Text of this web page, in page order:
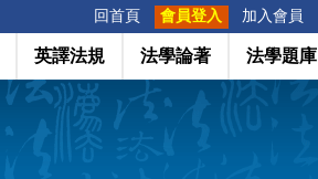
回首頁 會員登入 加入會員
英譯法規 法學論著 法學題庫